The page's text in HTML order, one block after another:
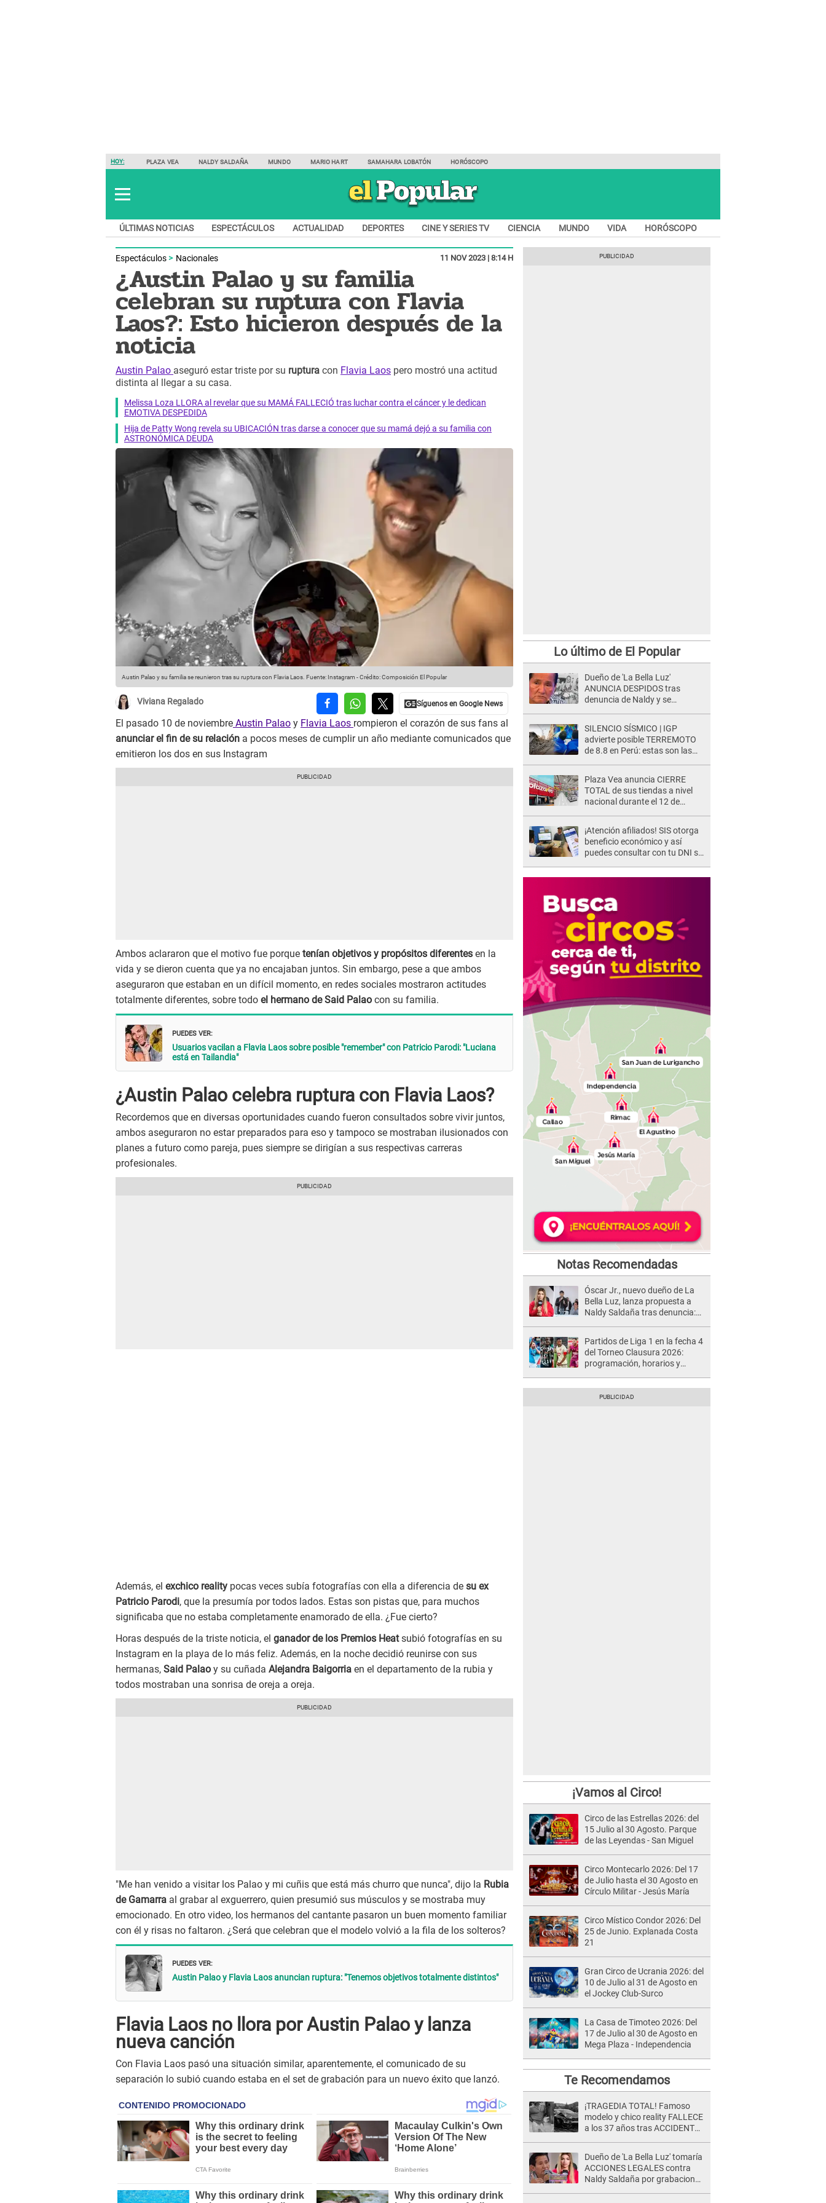
HOY: PLAZA VEA NALDY SALDAÑA MUNDO MARIO HART SAMAHARA LOBATÓN HORÓSCOPO
ÚLTIMAS NOTICIAS ESPECTÁCULOS ACTUALIDAD DEPORTES CINE Y SERIES TV CIENCIA MUNDO VIDA HORÓSCOPO
Espectáculos Nacionales 11 NOV 2023 | 8:14 H
¿Austin Palao y su familia
celebran su ruptura con Flavia
Laos?: Esto hicieron después de la
noticia
Austin Palao aseguró estar triste por su ruptura con Flavia Laos pero mostró una actitud
distinta al llegar a su casa.
Melissa Loza LLORA al revelar que su MAMÁ FALLECIÓ tras luchar contra el cáncer y le dedican
EMOTIVA DESPEDIDA
Hija de Patty Wong revela su UBICACIÓN tras darse a conocer que su mamá dejó a su familia con
ASTRONÓMICA DEUDA
Austin Palao y su familia se reunieron tras su ruptura con Flavia Laos. Fuente: Instagram -Crédito: Composición El Popular
Viviana Regalado
El pasado 10 de noviembre Austin Palao y Flavia Laos rompieron el corazón de sus fans al
anunciar el fin de su relación a pocos meses de cumplir un año mediante comunicados que
emitieron los dos en sus Instagram
Ambos aclararon que el motivo fue porque tenían objetivos y propósitos diferentes en la
vida y se dieron cuenta que ya no encajaban juntos. Sin embargo, pese a que ambos
aseguraron que estaban en un difícil momento, en redes sociales mostraron actitudes
totalmente diferentes, sobre todo el hermano de Said Palao con su familia.
PUEDES VER:
Usuarios vacilan a Flavia Laos sobre posible "remember" con Patricio Parodi: "Luciana
está en Tailandia"
¿Austin Palao celebra ruptura con Flavia Laos?
Recordemos que en diversas oportunidades cuando fueron consultados sobre vivir juntos,
ambos aseguraron no estar preparados para eso y tampoco se mostraban ilusionados con
planes a futuro como pareja, pues siempre se dirigían a sus respectivas carreras
profesionales.
Además, el exchico reality pocas veces subía fotografías con ella a diferencia de su ex
Patricio Parodi, que la presumía por todos lados. Estas son pistas que, para muchos
significaba que no estaba completamente enamorado de ella. ¿Fue cierto?
Horas después de la triste noticia, el ganador de los Premios Heatsubió fotografías en su
Instagram en la playa de lo más feliz. Además, en la noche decidió reunirse con sus
hermanas, Said Palao y su cuñada Alejandra Baigorria en el departamento de la rubia y
todos mostraban una sonrisa de oreja a oreja.
"Me han venido a visitar los Palao y mi cuñis que está más churro que nunca", dijo la Rubia
de Gamarra al grabar al exguerrero, quien presumió sus músculos y se mostraba muy
emocionado. En otro video, los hermanos del cantante pasaron un buen momento familiar
con él y risas no faltaron. ¿Será que celebran que el modelo volvió a la fila de los solteros?
PUEDES VER:
Austin Palao y Flavia Laos anuncian ruptura: "Tenemos objetivos totalmente distintos"
Flavia Laos no llora por Austin Palao y lanza
nueva canción
Con Flavia Laos pasó una situación similar, aparentemente, el comunicado de su
separación lo subió cuando estaba en el set de grabación para un nuevo éxito que lanzó.
Lo último de El Popular
Dueño de 'La Bella Luz'
ANUNCIA DESPIDOS tras
denuncia de Naldy y se
"Mis chicas están siendo
vulneradas"
SILENCIO SÍSMICO | IGP
advierte posible TERREMOTO
de 8.8 en Perú: estas son las
Plaza Vea anuncia CIERRE
TOTAL de sus tiendas a nivel
nacional durante el 12 de
¡Atención afiliados! SIS otorga
beneficio económico y así
puedes consultar con tu DNI si
Notas Recomendadas
Óscar Jr., nuevo dueño de La
Bella Luz, lanza propuesta a
Naldy Saldaña tras denuncia:
Partidos de Liga 1 en la fecha 4
del Torneo Clausura 2026:
programación, horarios y
¡Vamos al Circo!
Circo de las Estrellas 2026: del
15 Julio al 30 Agosto. Parque
de las Leyendas - San Miguel
Circo Montecarlo 2026: Del 17
de Julio hasta el 30 Agosto en
Círculo Militar - Jesús María
Circo Místico Condor 2026: Del
25 de Junio. Explanada Costa
21
Gran Circo de Ucrania 2026: del
10 de Julio al 31 de Agosto en
el Jockey Club-Surco
La Casa de Timoteo 2026: Del
17 de Julio al 30 de Agosto en
Mega Plaza - Independencia
Te Recomendamos
¡TRAGEDIA TOTAL! Famoso
modelo y chico reality FALLECE
a los 37 años tras ACCIDENTE
Dueño de 'La Bella Luz' tomaría
ACCIONES LEGALES contra
Naldy Saldaña por grabaciones